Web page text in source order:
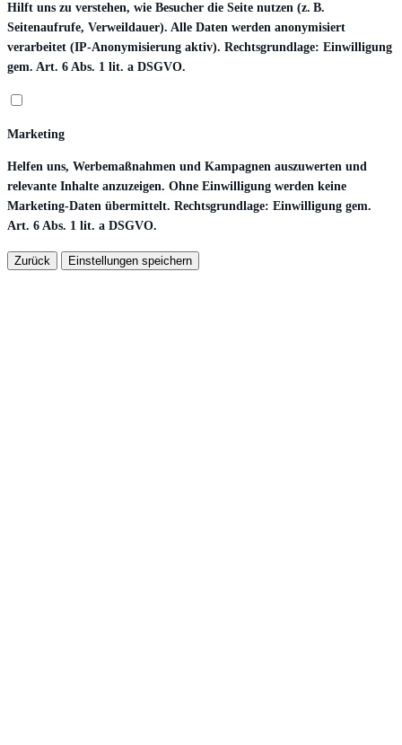
Hilft uns zu verstehen, wie Besucher die Seite nutzen (z. B.
Seitenaufrufe, Verweildauer). Alle Daten werden anonymisiert
verarbeitet (IP-Anonymisierung aktiv). Rechtsgrundlage: Einwilligung
gem. Art. 6 Abs. 1 lit. a DSGVO.
Marketing
Helfen uns, Werbemaßnahmen und Kampagnen auszuwerten und
relevante Inhalte anzuzeigen. Ohne Einwilligung werden keine
Marketing-Daten übermittelt. Rechtsgrundlage: Einwilligung gem.
Art. 6 Abs. 1 lit. a DSGVO.
Zurück Einstellungen speichern